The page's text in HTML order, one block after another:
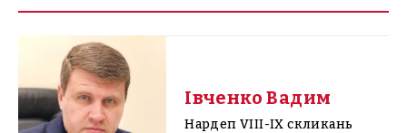
Івченко Вадим
Нардеп VIII-IX скликань